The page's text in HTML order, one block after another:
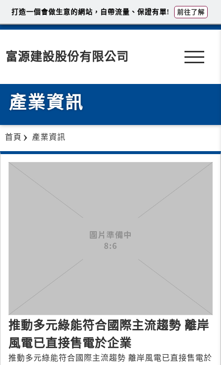
富源建設股份有限公司
產業資訊
首頁 產業資訊
推動多元綠能符合國際主流趨勢 離岸
風電已直接售電於企業
推動多元綠能符合國際主流趨勢 離岸風電已直接售電於
打造一個會做生意的網站，自帶流量、保證有單! 前往了解